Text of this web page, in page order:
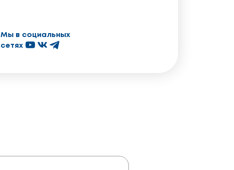
Мы в социальных
сетях